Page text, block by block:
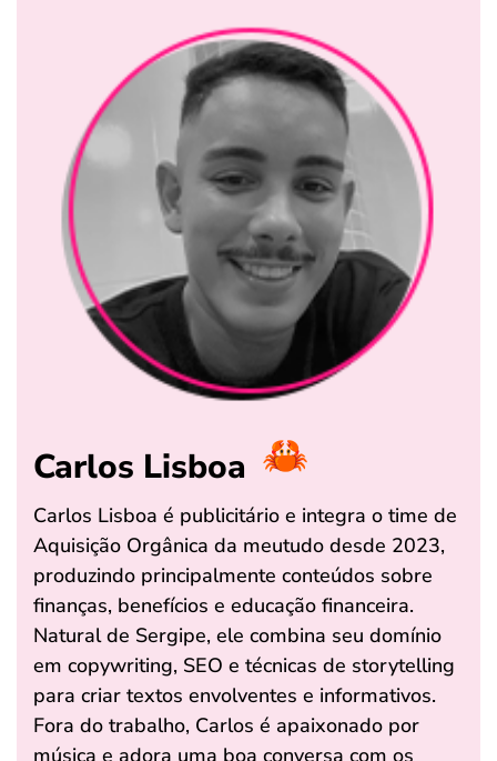
Carlos Lisboa
Carlos Lisboa é publicitário e integra o time de
Aquisição Orgânica da meutudo desde 2023,
produzindo principalmente conteúdos sobre
finanças, benefícios e educação financeira.
Natural de Sergipe, ele combina seu domínio
em copywriting, SEO e técnicas de storytelling
para criar textos envolventes e informativos.
Fora do trabalho, Carlos é apaixonado por
música e adora uma boa conversa com os